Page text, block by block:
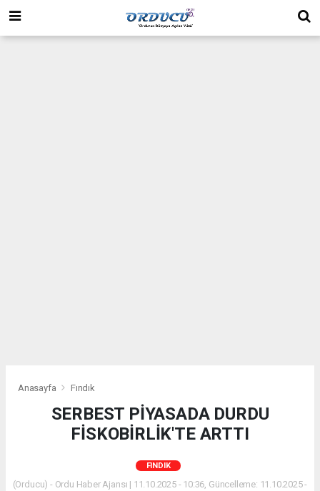
Anasayfa Fındık
SERBEST PİYASADA DURDU
FİSKOBİRLİK'TE ARTTI
FINDIK
(Orducu) - Ordu Haber Ajansı | 11.10.2025 - 10:36, Güncelleme: 11.10.2025 -